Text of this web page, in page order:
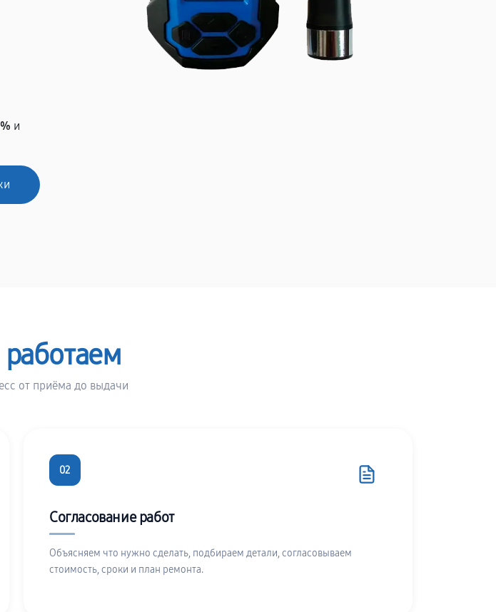
и
работаем
от приёма до выдачи
02
Согласование работ
Объясняем что нужно сделать, подбираем детали, согласовываем
стоимость, сроки и план ремонта.